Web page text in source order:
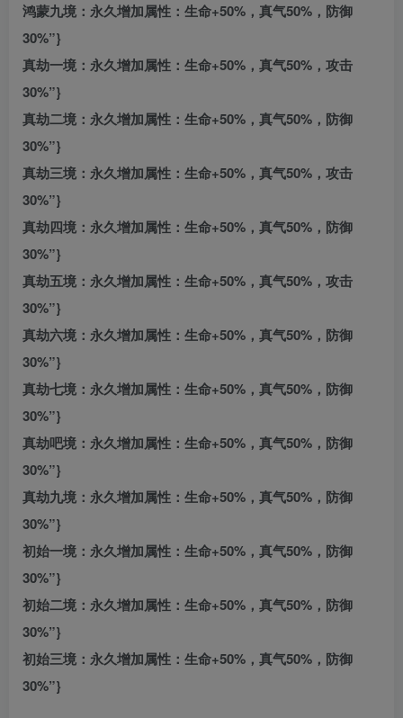
鸿蒙九境：永久增加属性：生命+50%，真气50%，防御
30%”}
真劫一境：永久增加属性：生命+50%，真气50%，攻击
30%”}
真劫二境：永久增加属性：生命+50%，真气50%，防御
30%”}
真劫三境：永久增加属性：生命+50%，真气50%，攻击
30%”}
真劫四境：永久增加属性：生命+50%，真气50%，防御
30%”}
真劫五境：永久增加属性：生命+50%，真气50%，攻击
30%”}
真劫六境：永久增加属性：生命+50%，真气50%，防御
30%”}
真劫七境：永久增加属性：生命+50%，真气50%，防御
30%”}
真劫吧境：永久增加属性：生命+50%，真气50%，防御
30%”}
真劫九境：永久增加属性：生命+50%，真气50%，防御
30%”}
初始一境：永久增加属性：生命+50%，真气50%，防御
30%”}
初始二境：永久增加属性：生命+50%，真气50%，防御
30%”}
初始三境：永久增加属性：生命+50%，真气50%，防御
30%”}